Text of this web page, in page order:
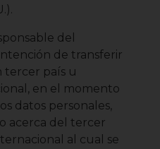
del
de transferir
tercer país u
en el momento
datos personales,
acerca del tercer
al cual se